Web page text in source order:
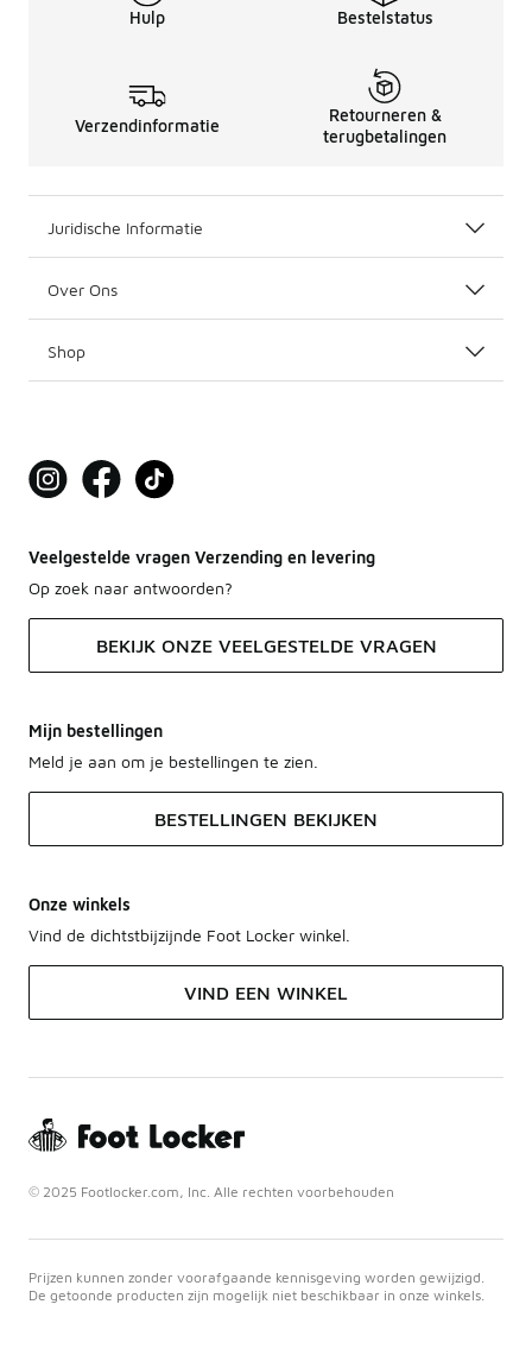
Hulp Bestelstatus
Verzendinformatie
Retourneren &
terugbetalingen
Juridische Informatie
Over Ons
Shop
Veelgestelde vragen Verzending en levering
Op zoek naar antwoorden?
BEKIJK ONZE VEELGESTELDE VRAGEN
Mijn bestellingen
Meld je aan om je bestellingen te zien.
BESTELLINGEN BEKIJKEN
Onze winkels
Vind de dichtstbijzijnde Foot Locker winkel.
VIND EEN WINKEL
© 2025 Footlocker.com, Inc. Alle rechten voorbehouden
Prijzen kunnen zonder voorafgaande kennisgeving worden gewijzigd.
De getoonde producten zijn mogelijk niet beschikbaar in onze winkels.